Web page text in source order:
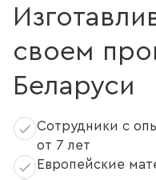
своем
Беларуси
Сотрудники с
от 7 лет
Европейские